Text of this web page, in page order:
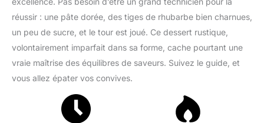
réussir : une pâte dorée, des tiges de rhubarbe bien charnues,
un peu de sucre, et le tour est joué. Ce dessert rustique,
volontairement imparfait dans sa forme, cache pourtant une
vraie maîtrise des équilibres de saveurs. Suivez le guide, et
vous allez épater vos convives.